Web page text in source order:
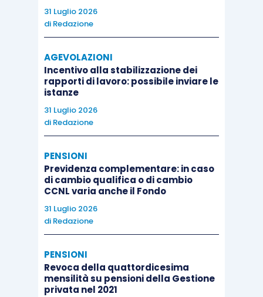
31 Luglio 2026
di Redazione
AGEVOLAZIONI
Incentivo alla stabilizzazione dei
rapporti di lavoro: possibile inviare le
istanze
31 Luglio 2026
di Redazione
PENSIONI
Previdenza complementare: in caso
di cambio qualifica o di cambio
CCNL varia anche il Fondo
31 Luglio 2026
di Redazione
PENSIONI
Revoca della quattordicesima
mensilità su pensioni della Gestione
privata nel 2021